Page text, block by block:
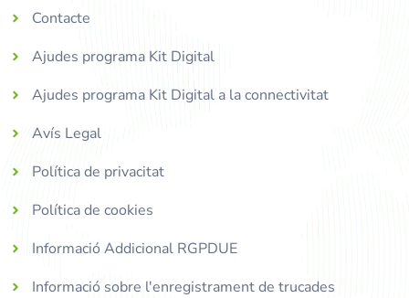
Contacte
Ajudes programa Kit Digital
Ajudes programa Kit Digital a la connectivitat
Avís Legal
Política de privacitat
Política de cookies
Informació Addicional RGPDUE
Informació sobre l'enregistrament de trucades